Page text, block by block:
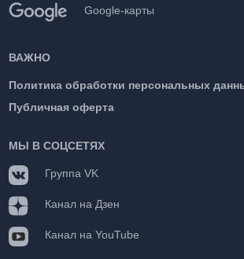
Google-карты
ВАЖНО
Политика обработки персональных
Публичная оферта
МЫ В СОЦСЕТЯХ
Группа VK
Канал на Дзен
Канал на YouTube